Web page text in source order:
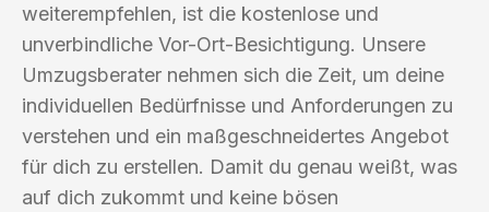
weiterempfehlen, ist die kostenlose und
unverbindliche Vor-Ort-Besichtigung. Unsere
Umzugsberater nehmen sich die Zeit, um deine
individuellen Bedürfnisse und Anforderungen zu
verstehen und ein maßgeschneidertes Angebot
für dich zu erstellen. Damit du genau weißt, was
auf dich zukommt und keine bösen